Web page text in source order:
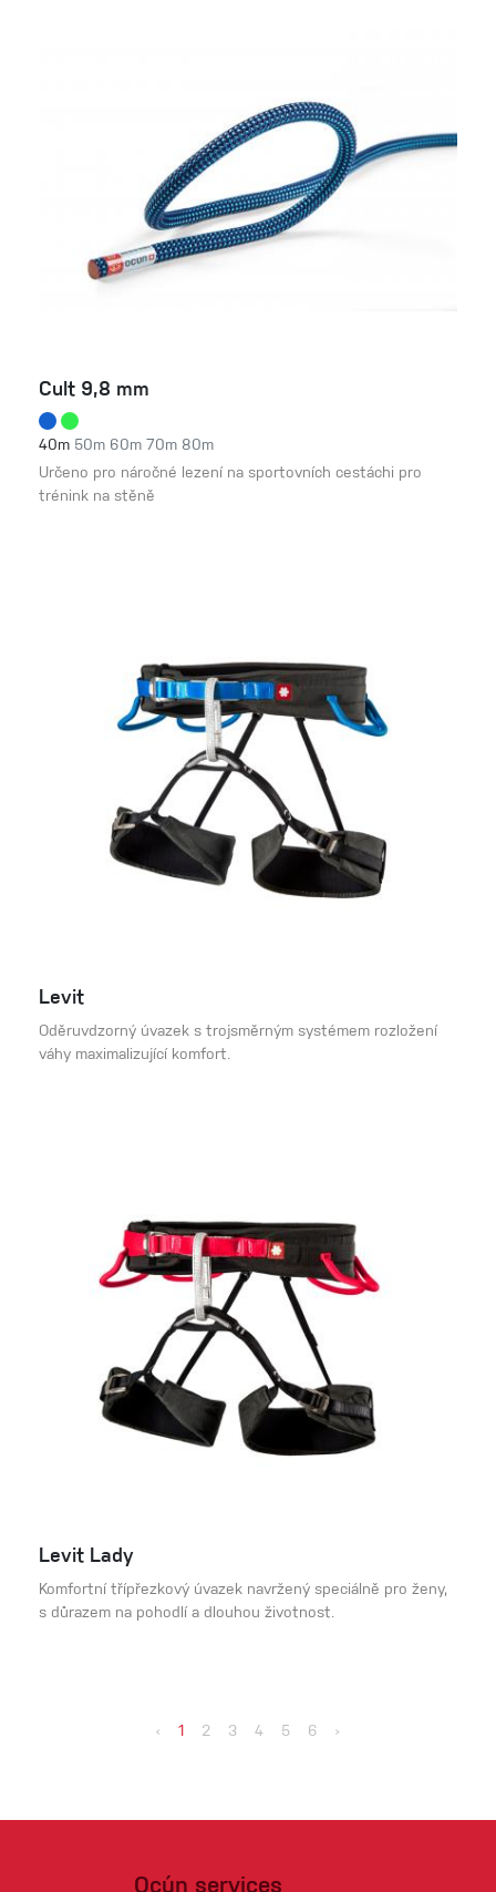
Cult 9,8 mm
40m 50m 60m 70m 80m
Určeno pro náročné lezení na sportovních cestáchi pro
trénink na stěně
Levit
Oděruvdzorný úvazek s trojsměrným systémem rozložení
váhy maximalizující komfort.
Levit Lady
Komfortní třípřezkový úvazek navržený speciálně pro ženy,
s důrazem na pohodlí a dlouhou životnost.
‹ 1 2 3 4 5 6 ›